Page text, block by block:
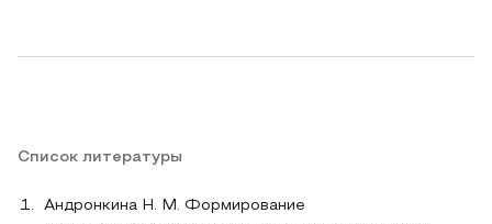
Список литературы
Андронкина Н. М. Формирование